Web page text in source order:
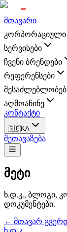
მთავარი
კორპორაციული
სერვისები
ჩვენი ბრენდები
რეფერენსები
აღმოაჩინე
კონტაქტი
🇬🇪KA
შეთავაზება
მეტი
ხ.დ.კ., ბლოგი,
დოკუმენტები.
← მთავარ